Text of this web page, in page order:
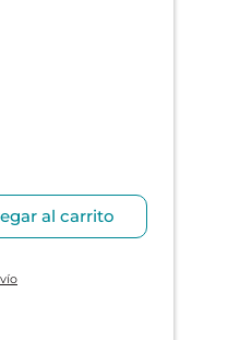
al carrito